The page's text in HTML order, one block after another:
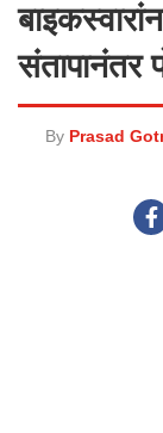
संतापानंतर
By Prasad